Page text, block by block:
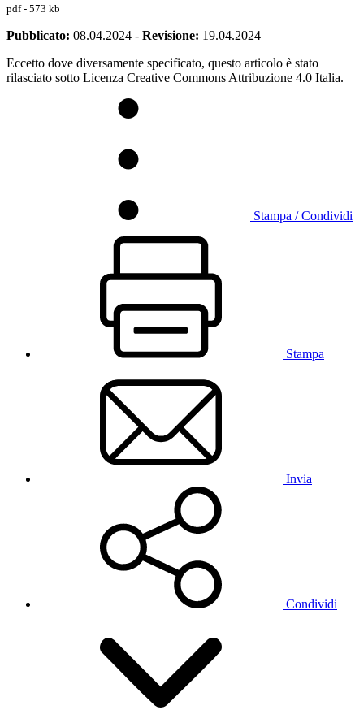
pdf - 573 kb
Pubblicato: 08.04.2024 - Revisione: 19.04.2024
Eccetto dove diversamente specificato, questo articolo è stato
rilasciato sotto Licenza Creative Commons Attribuzione 4.0 Italia.
Stampa / Condividi
Stampa
Invia
Condividi